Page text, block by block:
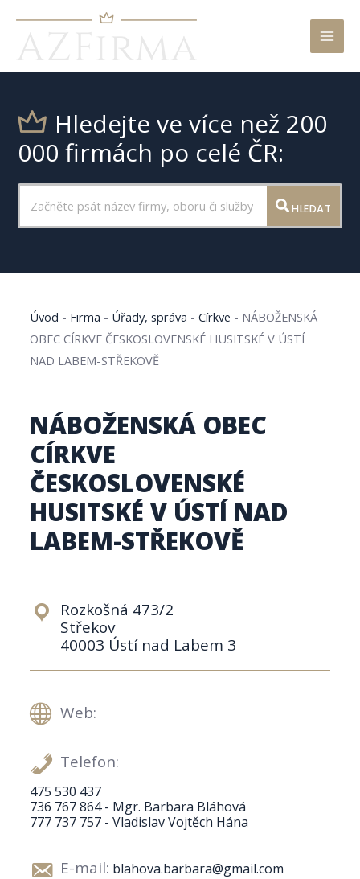
Hledejte ve více než 200
000 firmách po celé ČR:
HLEDAT
Úvod - Firma - Úřady, správa -Církve - NÁBOŽENSKÁ
OBEC CÍRKVE ČESKOSLOVENSKÉ HUSITSKÉ V ÚSTÍ
NAD LABEM-STŘEKOVĚ
NÁBOŽENSKÁ OBEC
CÍRKVE
ČESKOSLOVENSKÉ
HUSITSKÉ V ÚSTÍ NAD
LABEM-STŘEKOVĚ
Rozkošná 473/2
Střekov
40003 Ústí nad Labem 3
Web:
Telefon:
475 530 437
736 767 864 - Mgr. Barbara Bláhová
777 737 757 - Vladislav Vojtěch Hána
E-mail: blahova.barbara@gmail.com